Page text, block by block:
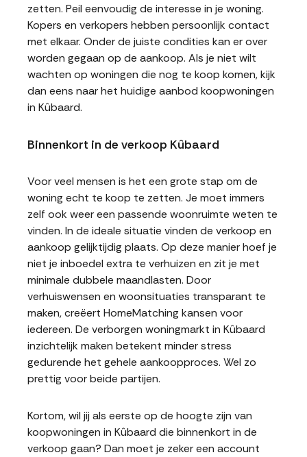
zetten. Peil eenvoudig de interesse in je woning.
Kopers en verkopers hebben persoonlijk contact
met elkaar. Onder de juiste condities kan er over
worden gegaan op de aankoop. Als je niet wilt
wachten op woningen die nog te koop komen, kijk
dan eens naar het huidige aanbod koopwoningen
in Kûbaard.
Binnenkort in de verkoop Kûbaard
Voor veel mensen is het een grote stap om de
woning echt te koop te zetten. Je moet immers
zelf ook weer een passende woonruimte weten te
vinden. In de ideale situatie vinden de verkoop en
aankoop gelijktijdig plaats. Op deze manier hoef je
niet je inboedel extra te verhuizen en zit je met
minimale dubbele maandlasten. Door
verhuiswensen en woonsituaties transparant te
maken, creëert HomeMatching kansen voor
iedereen. De verborgen woningmarkt in Kûbaard
inzichtelijk maken betekent minder stress
gedurende het gehele aankoopproces. Wel zo
prettig voor beide partijen.
Kortom, wil jij als eerste op de hoogte zijn van
koopwoningen in Kûbaard die binnenkort in de
verkoop gaan? Dan moet je zeker een account